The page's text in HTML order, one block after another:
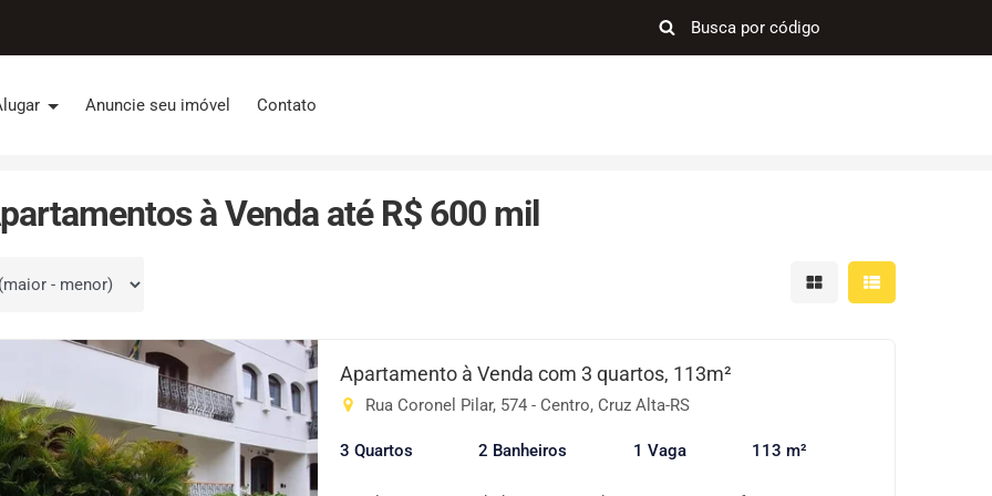
Anuncie seu imóvel Contato
à Venda até R$ 600 mil
Mostrar resultados em
Mostrar
Apartamento à Venda com 3 quartos, 113m²
Rua Coronel Pilar, 574 - Centro, Cruz Alta-RS
3 Quartos 2 Banheiros 1 Vaga 113 m²